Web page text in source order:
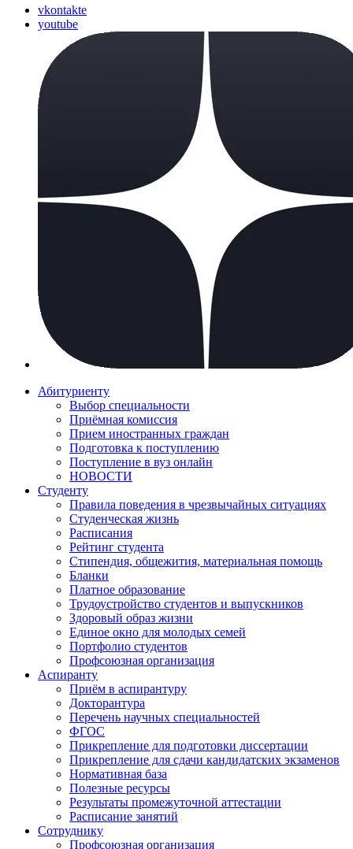
vkontakte
youtube
Абитуриенту
Выбор специальности
Приёмная комиссия
Прием иностранных граждан
Подготовка к поступлению
Поступление в вуз онлайн
НОВОСТИ
Студенту
Правила поведения в чрезвычайных ситуациях
Студенческая жизнь
Расписания
Рейтинг студента
Стипендия, общежития, материальная помощь
Бланки
Платное образование
Трудоустройство студентов и выпускников
Здоровый образ жизни
Единое окно для молодых семей
Портфолио студентов
Профсоюзная организация
Аспиранту
Приём в аспирантуру
Докторантура
Перечень научных специальностей
ФГОС
Прикрепление для подготовки диссертации
Прикрепление для сдачи кандидатских экзаменов
Нормативная база
Полезные ресурсы
Результаты промежуточной аттестации
Расписание занятий
Сотруднику
Профсоюзная организация